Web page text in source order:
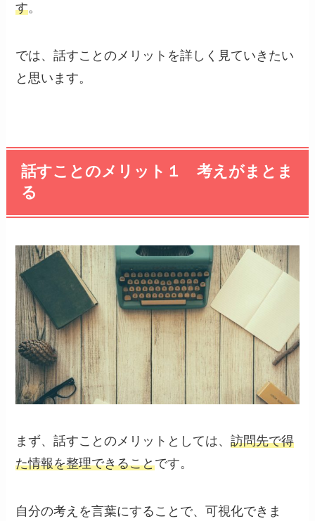
す。
では、話すことのメリットを詳しく見ていきたい
と思います。
話すことのメリット１ 考えがまとま
る
まず、話すことのメリットとしては、訪問先で得
た情報を整理できることです。
自分の考えを言葉にすることで、可視化できま